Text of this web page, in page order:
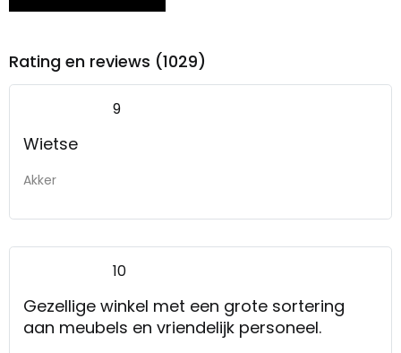
Rating en reviews (1029)
9
Wietse
Akker
10
Gezellige winkel met een grote sortering
aan meubels en vriendelijk personeel.